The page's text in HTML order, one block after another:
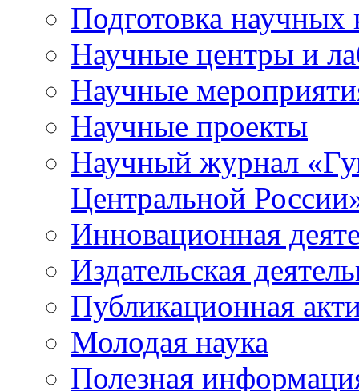
Подготовка научных
Научные центры и
Научные
Научные проекты
Научный журнал «
Центральной
Инновационная
Издательская
Публикационная
Молодая наука
Полезная